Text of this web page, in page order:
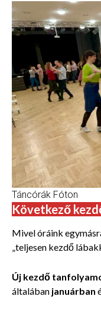
Táncórák Fóton
Következő
Mivel óráink
„teljesen kezdő
Új kezdő
általában januárban